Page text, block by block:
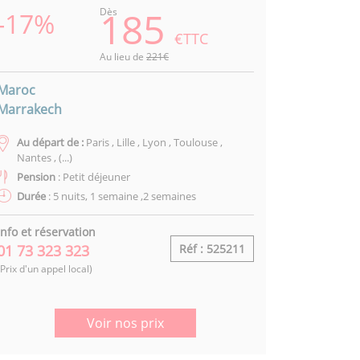
Dès
185 €TTC
Au lieu de 221€
Au départ de : Paris , Lille , Lyon , Toulouse ,
Nantes , (...)
Pension : Petit déjeuner
Durée : 5 nuits, 1 semaine ,2 semaines
et réservation
73 323 323
d'un appel local)
Réf : 525211
Voir nos prix